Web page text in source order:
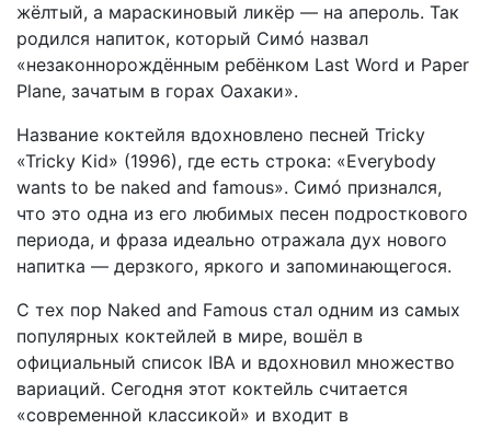
жёлтый, а мараскиновый ликёр — на апероль. Так
родился напиток, который Симó назвал
«незаконнорождённым ребёнком Last Word и Paper
Plane, зачатым в горах Оахаки».
Название коктейля вдохновлено песней Tricky
«Tricky Kid» (1996), где есть строка: «Everybody
wants to be naked and famous». Симó признался,
что это одна из его любимых песен подросткового
периода, и фраза идеально отражала дух нового
напитка — дерзкого, яркого и запоминающегося.
С тех пор Naked and Famous стал одним из самых
популярных коктейлей в мире, вошёл в
официальный список IBA и вдохновил множество
вариаций. Сегодня этот коктейль считается
«современной классикой» и входит в